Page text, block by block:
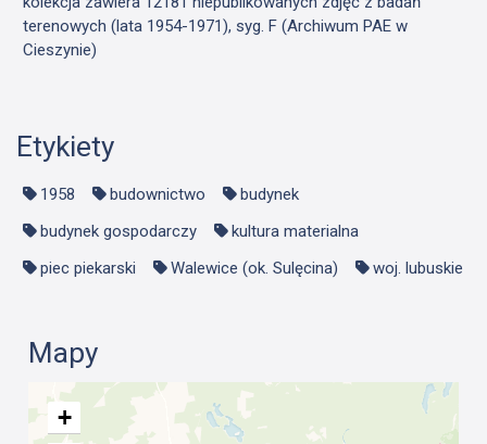
terenowych (lata 1954-1971), syg. F (Archiwum PAE w
Cieszynie)
Etykiety
1958 budownictwo
budynek
budynek gospodarczy
kultura materialna
piec piekarski
Walewice (ok. Sulęcina) woj. lubuskie
Mapy
+